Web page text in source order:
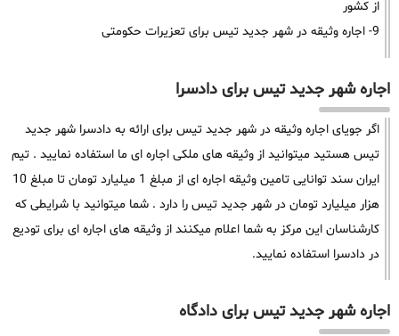
از کشور
9- اجاره وثیقه در شهر جدید تیس برای تعزیرات حکومتی
اجاره شهر جدید تیس برای دادسرا
اگر جویای اجاره وثیقه در شهر جدید تیس برای ارائه به دادسرا شهر جدید
تیس هستید میتوانید از وثیقه های ملکی اجاره ای ما استفاده نمایید . تیم
ایران سند توانایی تامین وثیقه اجاره ای از مبلغ 1 میلیارد تومان تا مبلغ 10
هزار میلیارد تومان در شهر جدید تیس را دارد . شما میتوانید با شرایطی که
کارشناسان این مرکز به شما اعلام میکنند از وثیقه های اجاره ای برای تودیع
در دادسرا استفاده نمایید.
اجاره شهر جدید تیس برای دادگاه